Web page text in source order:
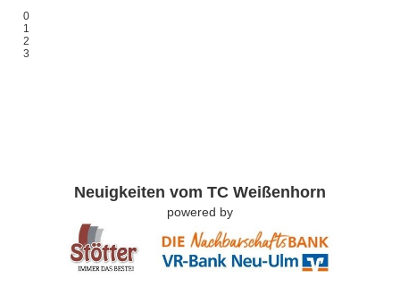
0
1
2
3
Neuigkeiten vom TC Weißenhorn
powered by